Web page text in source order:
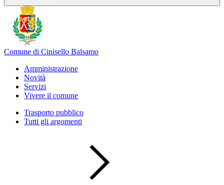
Comune di Cinisello Balsamo
Amministrazione
Novità
Servizi
Vivere il comune
Trasporto pubblico
Tutti gli argomenti